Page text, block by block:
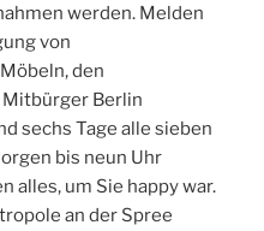
werden. Melden
von
den
Berlin
sechs Tage alle sieben
bis neun Uhr
alles, um Sie happy war.
an der Spree